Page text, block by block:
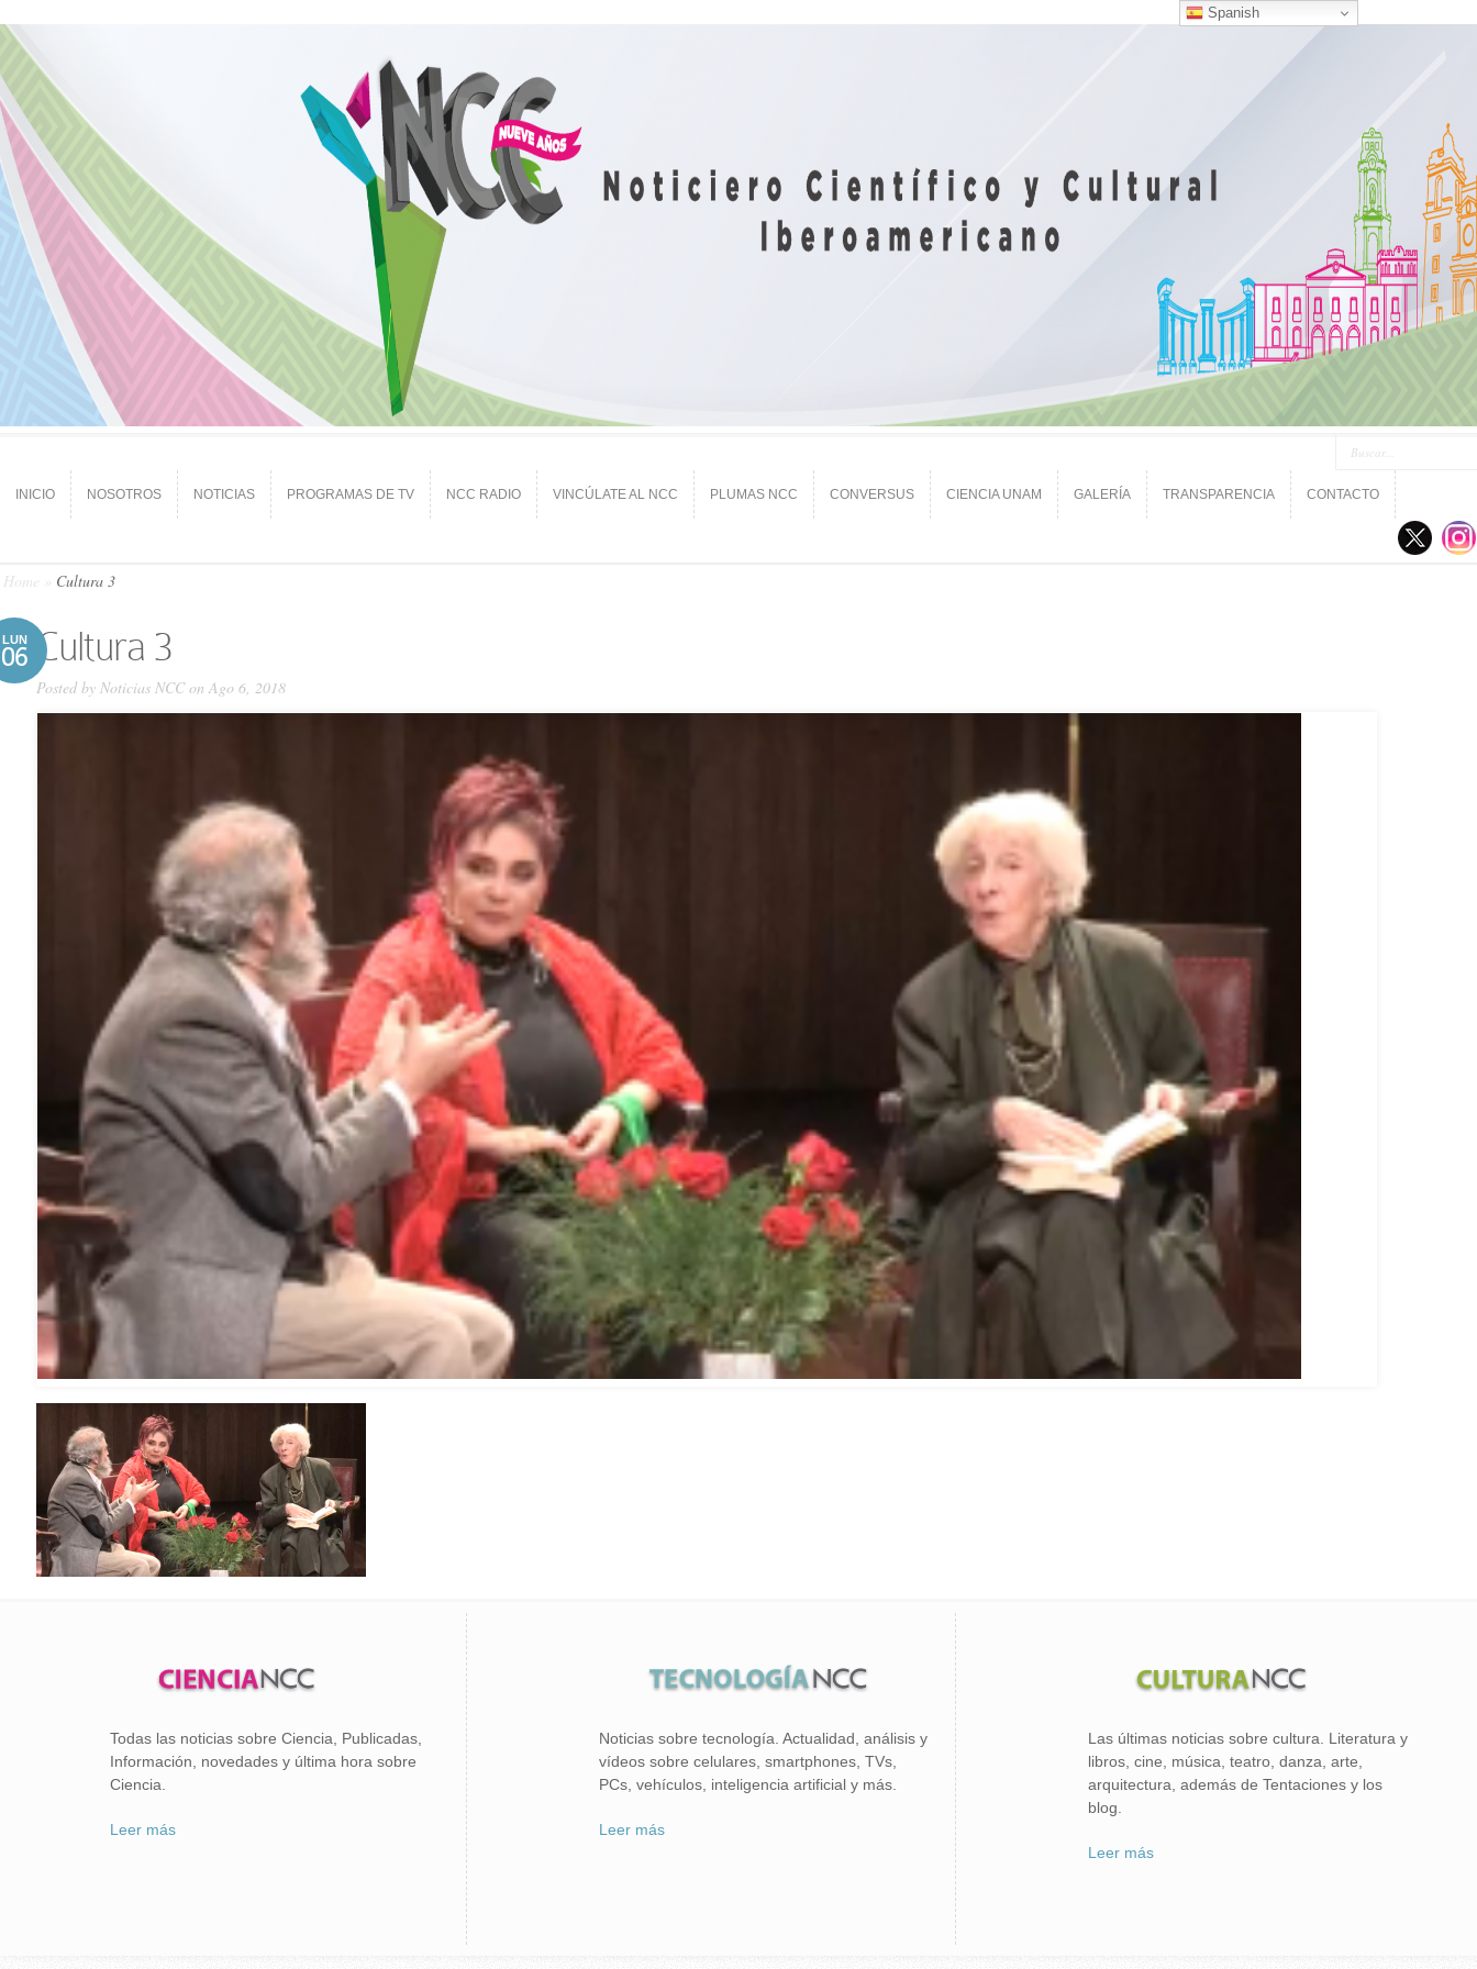
INICIO NOSOTROS NOTICIAS PROGRAMAS DE TV NCC RADIO VINCÚLATE AL NCC PLUMAS NCC CONVERSUS CIENCIA UNAM GALERÍA TRANSPARENCIA CONTACTO
Home Cultura 3
LUN
06 Cultura 3
Posted by Noticias NCCon Ago 6, 2018
Todas las noticias sobre Ciencia, Publicadas,
Información, novedades y última hora sobre
Ciencia.
Leer más
Noticias sobre tecnología. Actualidad, análisis y
vídeos sobre celulares, smartphones, TVs,
PCs, vehículos, inteligencia artificial y más.
Leer más
Las últimas noticias sobre cultura. Literatura y
libros, cine, música, teatro, danza, arte,
arquitectura, además de Tentaciones y los
blog.
Leer más
Spanish